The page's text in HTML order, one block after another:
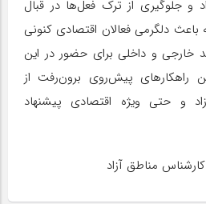
و جلوگیری از ترک فعل‌ها در قبال
باعث دلگرمی فعالان اقتصادی کنونی
خارجی و داخلی برای حضور در این
راهکارهای پیش‌روی برون‌رفت از
و حتی ویژه اقتصادی پیشنهاد
مناطق آزاد